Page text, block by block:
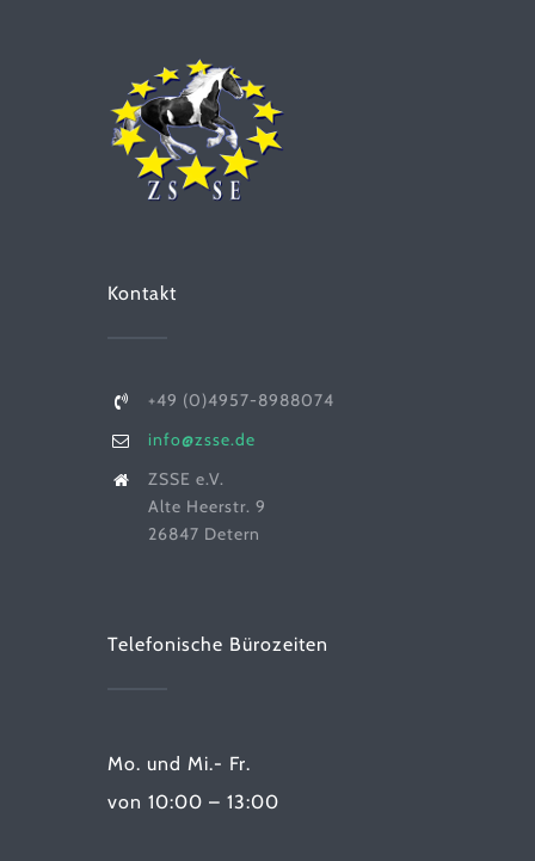
Kontakt
+49 (0)4957-8988074
info@zsse.de
ZSSE e.V.
Alte Heerstr. 9
26847 Detern
Telefonische Bürozeiten
Mo. und Mi.- Fr.
von 10:00 – 13:00